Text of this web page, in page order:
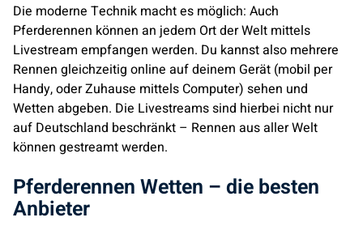
Die moderne Technik macht es möglich: Auch
Pferderennen können an jedem Ort der Welt mittels
Livestream empfangen werden. Du kannst also mehrere
Rennen gleichzeitig online auf deinem Gerät (mobil per
Handy, oder Zuhause mittels Computer) sehen und
Wetten abgeben. Die Livestreams sind hierbei nicht nur
auf Deutschland beschränkt – Rennen aus aller Welt
können gestreamt werden.
Pferderennen Wetten – die besten
Anbieter